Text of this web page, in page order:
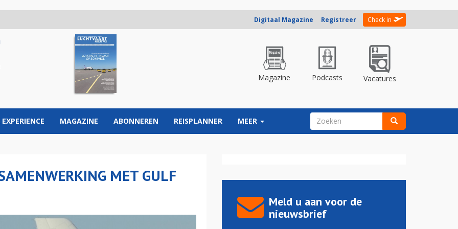
Digitaal Magazine Registreer Check in
Magazine Podcasts Vacatures
EXPERIENCE MAGAZINE ABONNEREN REISPLANNER MEER ZOEKVELD
MET GULF
Meld u aan voor de
nieuwsbrief